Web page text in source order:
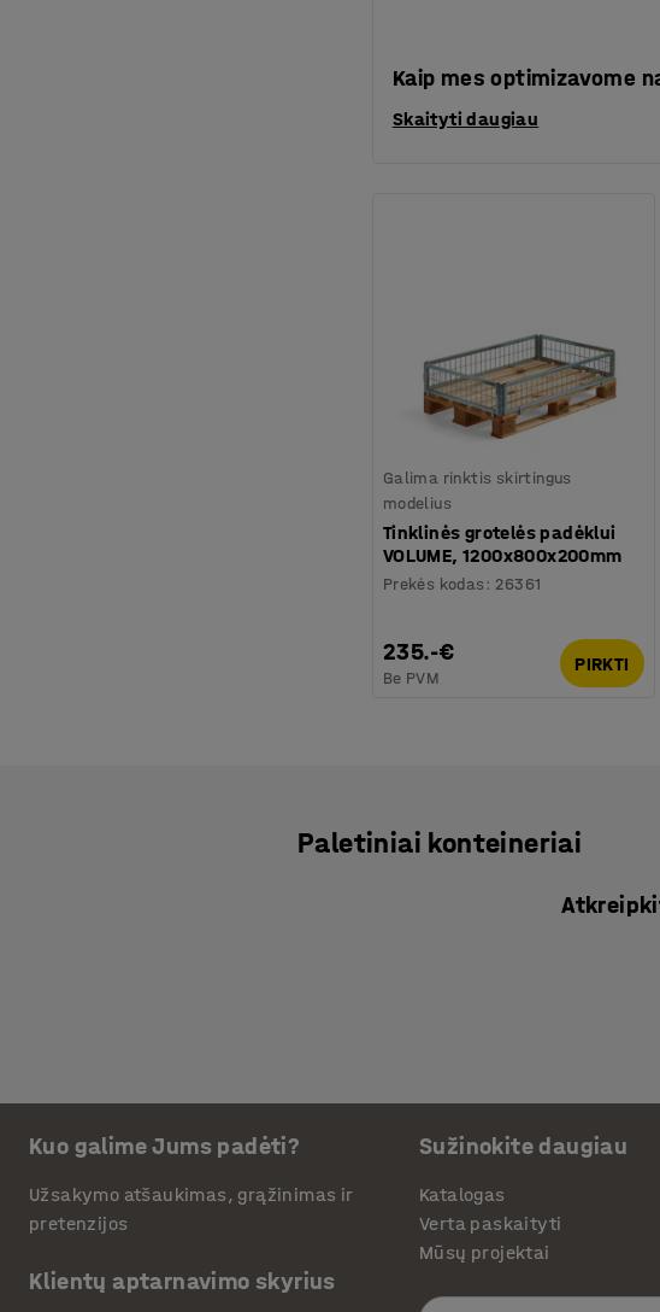
Kaip mes optimizavome
Skaityti daugiau
Galima rinktis skirtingus
modelius
Tinklinės grotelės padėklui
VOLUME, 1200x800x200mm
Prekės kodas : 26361
235.-€
Be PVM
PIRKTI
Paletiniai konteineriai
Kuo galime Jums padėti?
Užsakymo atšaukimas, grąžinimas ir
pretenzijos
Klientų aptarnavimo skyrius
Sužinokite daugiau
Katalogas
Verta paskaityti
Mūsų projektai